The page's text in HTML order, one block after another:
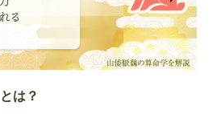
は？